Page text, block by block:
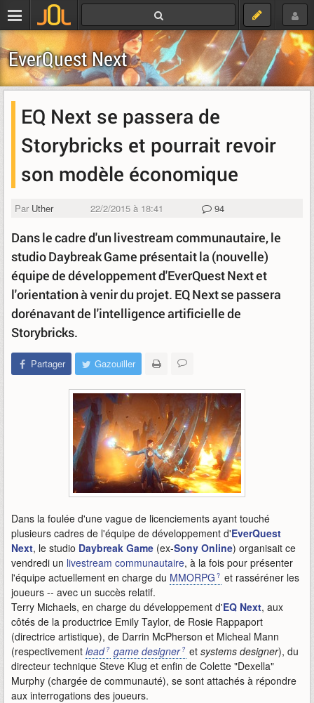
EverQuest Next
EQ Next se passera de
Storybricks et pourrait revoir
son modèle économique
Par Uther 22/2/2015 à 18:41 94
Dans le cadre d'un livestream communautaire, le
studio Daybreak Game présentait la (nouvelle)
équipe de développement d'EverQuest Next et
l'orientation à venir du projet. EQ Next se passera
dorénavant de l'intelligence artificielle de
Storybricks.
Partager Gazouiller
Dans la foulée d'une vague de licenciements ayant touché
plusieurs cadres de l'équipe de développement d'EverQuest
Next, le studio Daybreak Game (ex-Sony Online) organisait ce
vendredi un livestream communautaire, à la fois pour présenter
l'équipe actuellement en charge du MMORPG
et rasséréner les
joueurs -- avec un succès relatif.
Terry Michaels, en charge du développement d'EQ Next, aux
côtés de la productrice Emily Taylor, de Rosie Rappaport
(directrice artistique), de Darrin McPherson et Micheal Mann
(respectivement lead game designer et systems designer), du
directeur technique Steve Klug et enfin de Colette "Dexella"
Murphy (chargée de communauté), se sont attachés à répondre
aux interrogations des joueurs.